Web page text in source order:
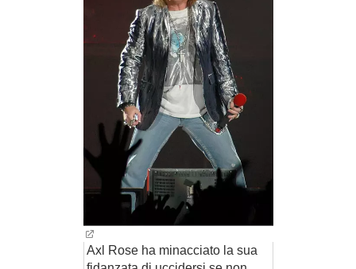
Axl Rose ha minacciato la sua